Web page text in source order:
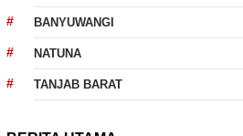
BANYUWANGI
NATUNA
TANJAB BARAT